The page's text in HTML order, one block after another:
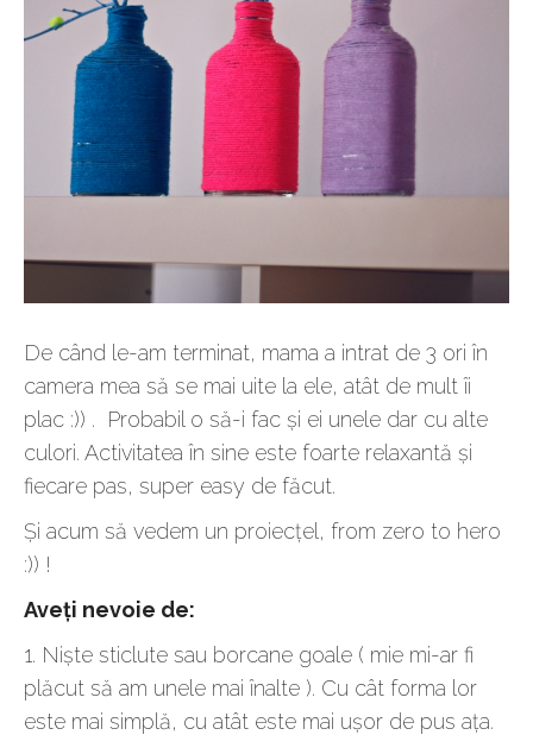
De când le-am terminat, mama a intrat de 3 ori în
camera mea să se mai uite la ele, atât de mult îi
plac :)) . Probabil o să-i fac și ei unele dar cu alte
culori. Activitatea în sine este foarte relaxantă și
fiecare pas, super easy de făcut.
Și acum să vedem un proiecțel, from zero to hero
:)) !
Aveți nevoie de:
1. Niște sticlute sau borcane goale ( mie mi-ar fi
plăcut să am unele mai înalte ). Cu cât forma lor
este mai simplă, cu atât este mai ușor de pus ața.